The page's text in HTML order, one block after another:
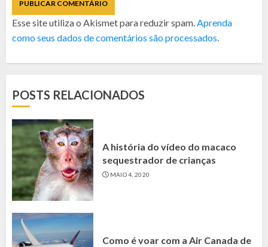
Esse site utiliza o Akismet para reduzir spam. Aprenda
como seus dados de comentários são processados
POSTS RELACIONADOS
A história do vídeo do macaco
sequestrador de crianças
MAIO 4, 2020
Como é voar com a Air Canada de